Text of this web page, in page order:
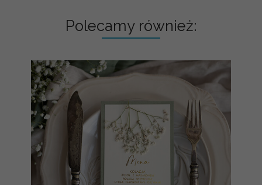
Polecamy również: